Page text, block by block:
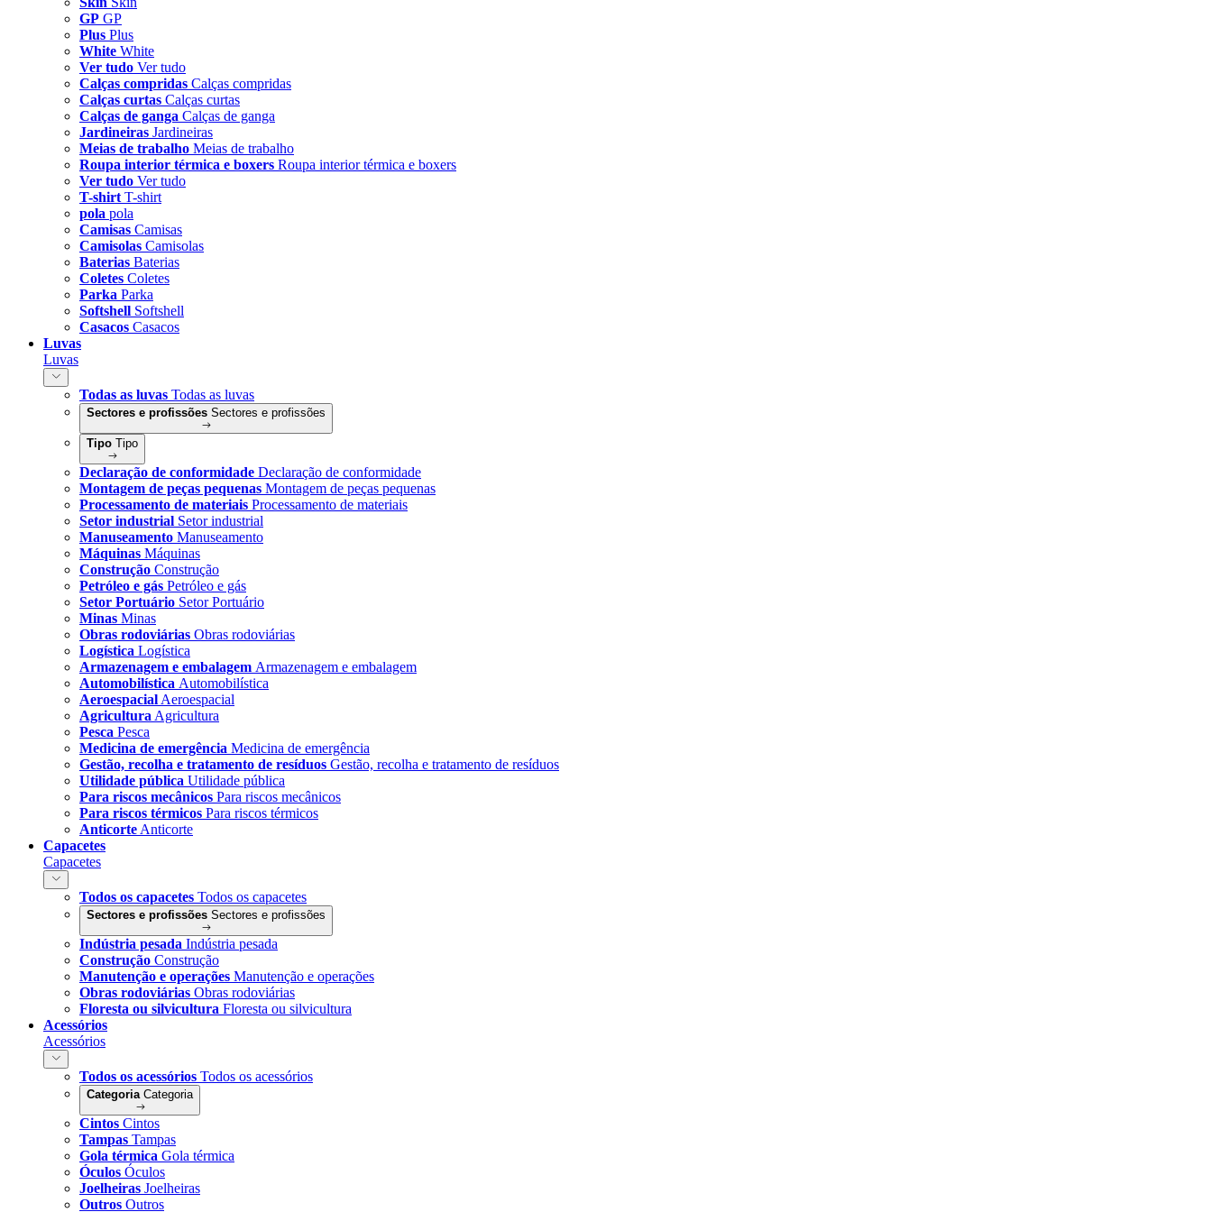
GP GP
Plus Plus
White White
Ver tudo Ver tudo
Calças compridas Calças compridas
Calças curtas Calças curtas
Calças de ganga Calças de ganga
Jardineiras Jardineiras
Meias de trabalho Meias de trabalho
Roupa interior térmica e boxers Roupa interior térmica e boxers
Ver tudo Ver tudo
T-shirt T-shirt
pola pola
Camisas Camisas
Camisolas Camisolas
Baterias Baterias
Coletes Coletes
Parka Parka
Softshell Softshell
Casacos Casacos
Luvas
Luvas
Todas as luvas Todas as luvas
Sectores e profissões Sectores e profissões
Tipo Tipo
Declaração de conformidade Declaração de conformidade
Montagem de peças pequenas Montagem de peças pequenas
Processamento de materiais Processamento de materiais
Setor industrial Setor industrial
Manuseamento Manuseamento
Máquinas Máquinas
Construção Construção
Petróleo e gás Petróleo e gás
Setor Portuário Setor Portuário
Minas Minas
Obras rodoviárias Obras rodoviárias
Logística Logística
Armazenagem e embalagem Armazenagem e embalagem
Automobilística Automobilística
Aeroespacial Aeroespacial
Agricultura Agricultura
Pesca Pesca
Medicina de emergência Medicina de emergência
Gestão, recolha e tratamento de resíduos Gestão, recolha e tratamento de resíduos
Utilidade pública Utilidade pública
Para riscos mecânicos Para riscos mecânicos
Para riscos térmicos Para riscos térmicos
Anticorte Anticorte
Capacetes
Capacetes
Todos os capacetes Todos os capacetes
Sectores e profissões Sectores e profissões
Indústria pesada Indústria pesada
Construção Construção
Manutenção e operações Manutenção e operações
Obras rodoviárias Obras rodoviárias
Floresta ou silvicultura Floresta ou silvicultura
Acessórios
Acessórios
Todos os acessórios Todos os acessórios
Categoria Categoria
Cintos Cintos
Tampas Tampas
Gola térmica Gola térmica
Óculos Óculos
Joelheiras Joelheiras
Outros Outros